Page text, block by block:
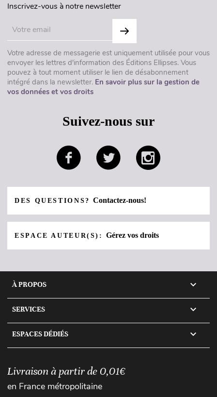
Inscrivez-vous à notre newsletter
Votre adresse de messagerie est uniquement utilisée pour vous
envoyer les lettres d'information des Éditions Ellipses. Vous
pouvez à tout moment utiliser le lien de désabonnement
intégré dans la newsletter. En savoir plus sur la gestion de
vos données et vos droits
Suivez-nous sur
DES QUESTIONS?Contactez-nous!
ESPACE AUTEUR(S):Gérez vos droits
À PROPOS 
SERVICES 
ESPACES DÉDIÉS 
Livraison à partir de 0,01€
en France métropolitaine